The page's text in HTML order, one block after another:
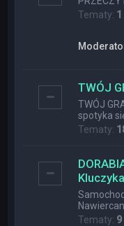
Tematy: 1
TWÓJ
TWÓJ
spotyka
Tematy:
Tematy: 9